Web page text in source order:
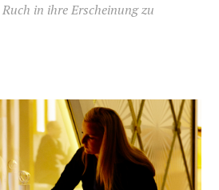
in ihre Erscheinung zu